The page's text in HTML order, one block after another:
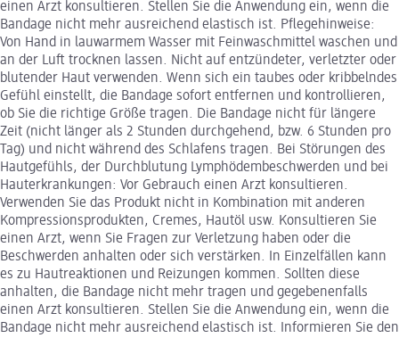
einen Arzt konsultieren. Stellen Sie die Anwendung ein, wenn die
Bandage nicht mehr ausreichend elastisch ist. Pflegehinweise:
Von Hand in lauwarmem Wasser mit Feinwaschmittel waschen und
an der Luft trocknen lassen. Nicht auf entzündeter, verletzter oder
blutender Haut verwenden. Wenn sich ein taubes oder kribbelndes
Gefühl einstellt, die Bandage sofort entfernen und kontrollieren,
ob Sie die richtige Größe tragen. Die Bandage nicht für längere
Zeit (nicht länger als 2 Stunden durchgehend, bzw. 6 Stunden pro
Tag) und nicht während des Schlafens tragen. Bei Störungen des
Hautgefühls, der Durchblutung Lymphödembeschwerden und bei
Hauterkrankungen: Vor Gebrauch einen Arzt konsultieren.
Verwenden Sie das Produkt nicht in Kombination mit anderen
Kompressionsprodukten, Cremes, Hautöl usw. Konsultieren Sie
einen Arzt, wenn Sie Fragen zur Verletzung haben oder die
Beschwerden anhalten oder sich verstärken. In Einzelfällen kann
es zu Hautreaktionen und Reizungen kommen. Sollten diese
anhalten, die Bandage nicht mehr tragen und gegebenenfalls
einen Arzt konsultieren. Stellen Sie die Anwendung ein, wenn die
Bandage nicht mehr ausreichend elastisch ist. Informieren Sie den